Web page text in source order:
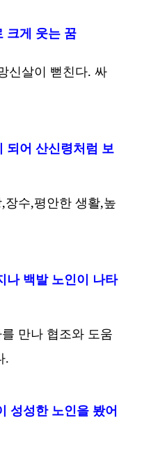
크게 웃는 꿈
신살이 뻗친다. 싸
되어 산신령처럼 보
장수,평안한 생활,높
나 백발 노인이 나타
만나 협조와 도움
.
성성한 노인을 봤어